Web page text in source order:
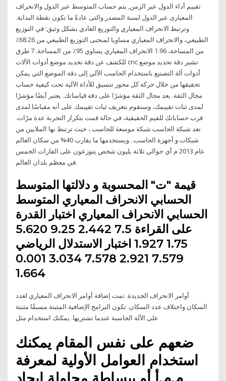
تقييم أداء الدول عبر الزمن, يتم حساب المتوسط عبر الدول والانحراف
المعيارى عبر الدول لسنة المصدر والتى عادةً ما تكون نقطة البداية.
وترتبط الانحراف المعياري والتوزيع العادي بشكل وثيق: في التوزيع
الطبيعي، والانحراف المعياري مساويا لمنحنى التوزيع الطبيعي من 68.26٪
من المساحة، 1.96 الانحراف المعياري يساوي 95٪ من المساحة. 7 طرق
للكشف عن دقة تحديد موضع أدوات الآلات cnc تشير دقة تحديد موضع
أدوات آلة التصنيع باستخدام الحاسب الآلي إلى دقة الموضع التي يمكن
تحقيقها من خلال حركة كل محور تنسيق للأداة الآلية تحت كيفية حساب
مجال الثقة. يعد مجال الثقة مؤشرًا على دقة قياساتك. يعتبر أيضًا مؤشرًا
لمدى ثبات تقييمك، وسنقوم بتعريف ثبات تقييمك على أنه مقياسًا لمدى
قرب حساباتك للقيم الحقيقية، في حالة قمت بتكرار التجربة عدة مرّات.
تعد شبكة الحاسب شبكة موسعة للحاسب ، حيث ترتبط بها الملايين من
شبكات و أجهزة الحاسب.. ويستخدمها ما يقارب 40% من سكان العالم
عام 2013 م أي حوالي ثلاثة بليون شخص يتوزعون على القارات الخمس
في معظم بلدان العالم.
قيمة "ت" المحسوبة و دلالتها المتوسط
الحسابي الانحراف المعياري المتوسط
الحسابي الانحراف المعياري اختبار القدرة
على القراءة 7.5 2.442 9.25 5.620
1.75 1.927 اختبار الاستدلال الرياضي
7.579 2.921 7.578 3.034 0.001
1.664
أوامر الانحراف الجديدة. تمت إضافة أوامر الانحراف المعياري لعدد
السكان واختلاف عدد السكان. تكون البرامج الإضافية المثبتة مسبقًا مثبتة
على الآلة الحاسبة عندما تشتريها. يمكنك استخدام مثل
ضعهم على نفس المقام يمكنك
استخدام العوامل الأولية لمعرفة